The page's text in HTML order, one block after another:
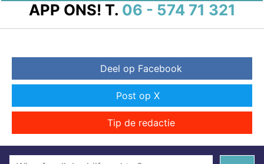
APP ONS! T. 06 - 574 71 321
Deel op Facebook
Post op X
Tip de redactie